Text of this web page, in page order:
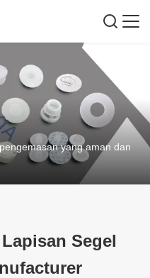
yang aman dan
Segel